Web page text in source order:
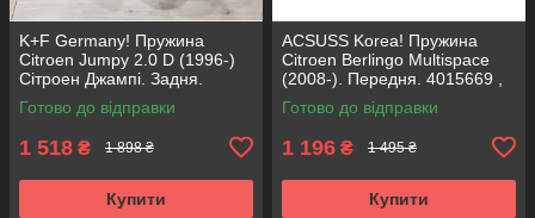
K+F Germany! Пружина
Citroen Jumpy 2.0 D (1996-)
Сітроен Джампі. Задня.
4215600 , RC5267 , 996552.
К+Ф Німеччина
Готово до відправки
1 518 ₴ 1 898 ₴
Купити
ACSUSS Korea! Пружина
Citroen Berlingo Multispace
(2008-). Передня. 4015669 ,
RA3561 , 993299. Аксусс
Корея
Готово до відправки
1 196 ₴ 1 495 ₴
Купити